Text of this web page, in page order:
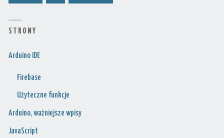
S T R O N Y
Arduino IDE
Firebase
Użyteczne funkcje
Arduino, ważniejsze wpisy
JavaScript